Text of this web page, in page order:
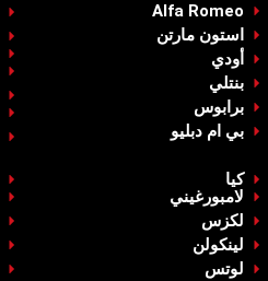
Alfa Romeo
استون مارتن
أودي
بنتلي
‏برابوس‏
بي ام دبليو
كيا
لامبورغيني
‏لكزس‏
‏لينكولن‏
‏لوتس‏